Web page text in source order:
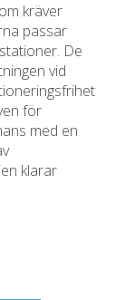
kräver
passar
De
vid
för
med en
klarar